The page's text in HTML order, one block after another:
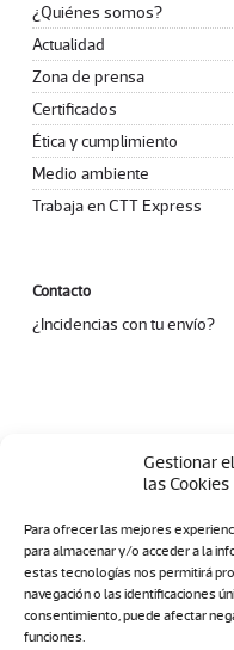
Gestionar
las Cookies
Para ofrecer las mejores
para almacenar y/o acceder a la
estas tecnologías nos permitirá
navegación o las identificaciones
consentimiento, puede afectar
funciones.
¿Quiénes somos?
Actualidad
Zona de prensa
Certificados
Ética y cumplimiento
Medio ambiente
Trabaja en CTT Express
Contacto
¿Incidencias con tu envío?
Aviso legal